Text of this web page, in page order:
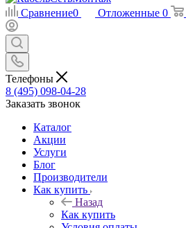
Сравнение0 Отложенные 0
Телефоны
8 (495) 098-04-28
Заказать звонок
Каталог
Акции
Услуги
Блог
Производители
Как купить
Назад
Как купить